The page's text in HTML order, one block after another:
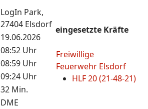
LogIn Park,
27404 Elsdorf
19.06.2026
08:52 Uhr
08:59 Uhr
09:24 Uhr
32 Min.
DME
eingesetzte Kräfte
Freiwillige
Feuerwehr Elsdorf
HLF 20 (21-48-21)